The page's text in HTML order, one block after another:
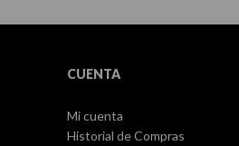
CUENTA
Mi cuenta
Historial de Compras